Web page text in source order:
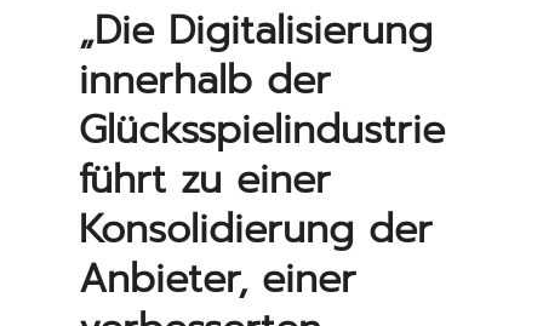
„Die Digitalisierung
innerhalb der
Glücksspielindustrie
führt zu einer
Konsolidierung der
Anbieter, einer